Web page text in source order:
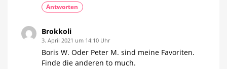
Antworten
Brokkoli
3. April 2021 um 14:10 Uhr
Boris W. Oder Peter M. sind meine Favoriten.
Finde die anderen to much.